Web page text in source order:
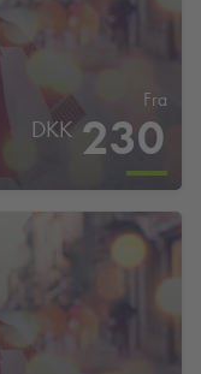
Fra
DKK 230